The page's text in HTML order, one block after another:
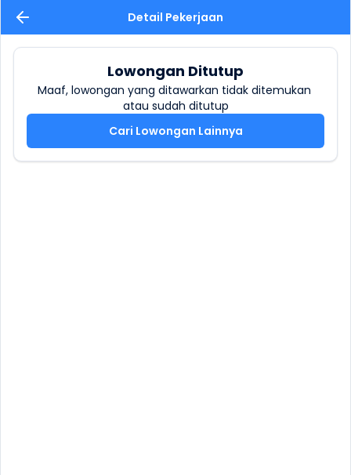
Detail Pekerjaan
Lowongan Ditutup
Maaf, lowongan yang ditawarkan tidak ditemukan
atau sudah ditutup
Cari Lowongan Lainnya